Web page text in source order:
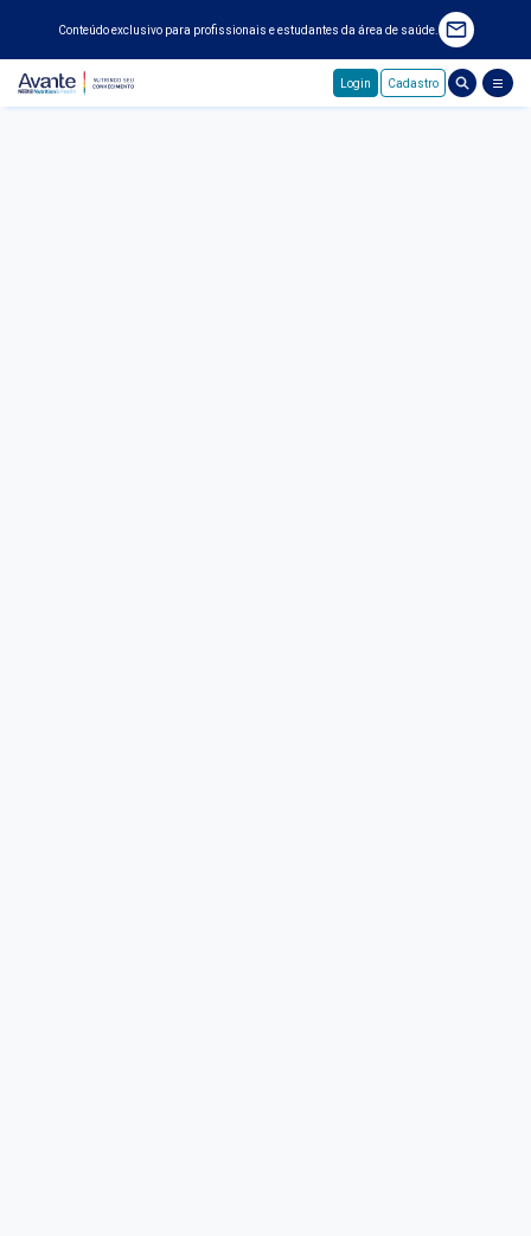
Conteúdo exclusivo para profissionais e estudantes da área de saúde.
Login Cadastro